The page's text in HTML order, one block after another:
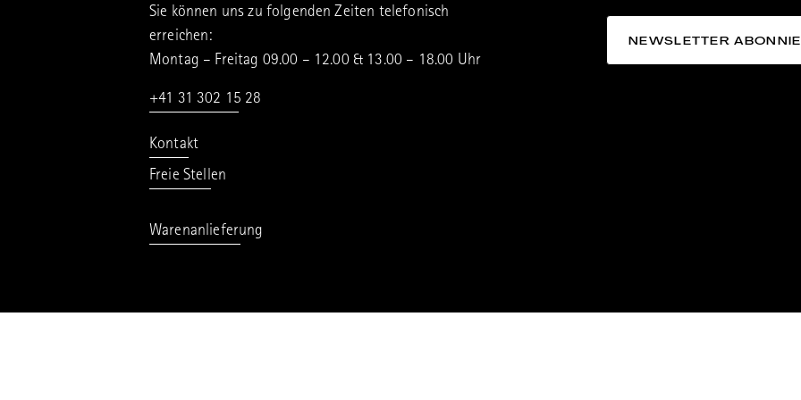
Sie können uns zu folgenden Zeiten telefonisch
erreichen:
Montag – Freitag 09.00 – 12.00 & 13.00 – 18.00 Uhr
+41 31 302 15 28
Kontakt
Freie Stellen
Warenanlieferung